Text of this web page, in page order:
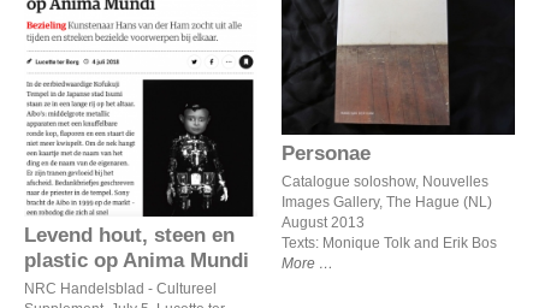
Personae
Personae
Catalogue soloshow, Nouvelles
Images Gallery, The Hague (NL)
August 2013
Texts: Monique Tolk and Erik Bos
More
Levend hout, steen en
plastic op Anima Mundi
Levend hout, steen en
plastic op Anima Mundi
NRC Handelsblad - Cultureel